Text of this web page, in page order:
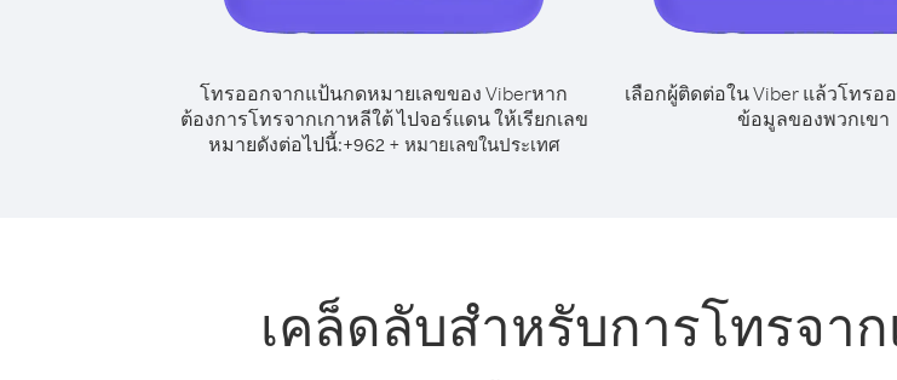
โทรออกจากแป้นกดหมายเลขของ Viberหาก
ต้องการโทรจากเกาหลีใต้ ไปจอร์แดน ให้เรียกเลข
หมายดังต่อไปนี้:+962+ หมายเลขในประเทศ
เลือกผู้ติดต่อใน Viber แล้วโทรอ
ข้อมูลของพวกเขา
เคล็ดลับสำหรับการโทรจา